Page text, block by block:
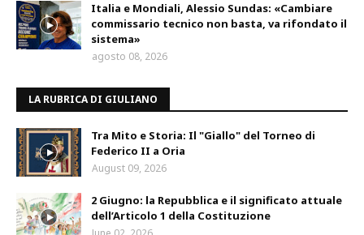
Italia e Mondiali, Alessio Sundas: «Cambiare
commissario tecnico non basta, va rifondato il
sistema»
agosto 08, 2026
LA RUBRICA DI GIULIANO
Tra Mito e Storia: Il "Giallo" del Torneo di
Federico II a Oria
August 09, 2026
2 Giugno: la Repubblica e il significato attuale
dell’Articolo 1 della Costituzione